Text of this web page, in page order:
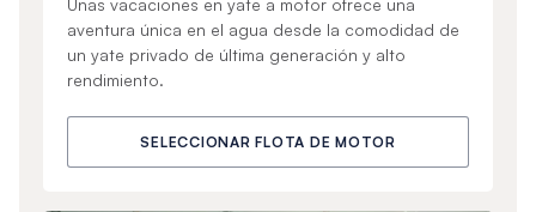
Unas vacaciones en yate a motor ofrece una
aventura única en el agua desde la comodidad de
un yate privado de última generación y alto
rendimiento.
SELECCIONAR FLOTA DE MOTOR